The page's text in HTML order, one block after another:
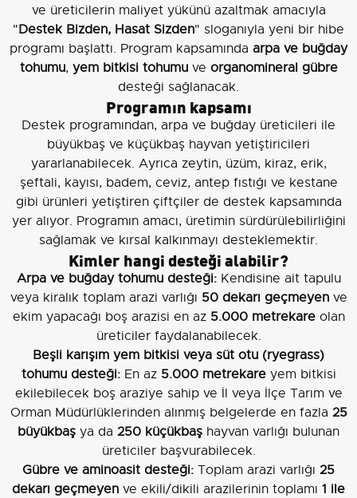
ve üreticilerin maliyet yükünü azaltmak amacıyla
"Destek Bizden, Hasat Sizden" sloganıyla yeni bir hibe
programı başlattı. Program kapsamında arpa ve buğday
tohumu, yem bitkisi tohumuve organomineral gübre
desteği sağlanacak.
Programın kapsamı
Destek programından, arpa ve buğday üreticileri ile
büyükbaş ve küçükbaş hayvan yetiştiricileri
yararlanabilecek. Ayrıca zeytin, üzüm, kiraz, erik,
şeftali, kayısı, badem, ceviz, antep fıstığı ve kestane
gibi ürünleri yetiştiren çiftçiler de destek kapsamında
yer alıyor. Programın amacı, üretimin sürdürülebilirliğini
sağlamak ve kırsal kalkınmayı desteklemektir.
Kimler hangi desteği alabilir?
Arpa ve buğday tohumu desteği:Kendisine ait tapulu
veya kiralık toplam arazi varlığı 50 dekarı geçmeyenve
ekim yapacağı boş arazisi en az 5.000 metrekareolan
üreticiler faydalanabilecek.
Beşli karışım yem bitkisi veya süt otu (ryegrass)
tohumu desteği:En az 5.000 metrekareyem bitkisi
ekilebilecek boş araziye sahip ve İl veya İlçe Tarım ve
Orman Müdürlüklerinden alınmış belgelerde en fazla 25
büyükbaş ya da 250 küçükbaş hayvan varlığı bulunan
üreticiler başvurabilecek.
Gübre ve aminoasit desteği: Toplam arazi varlığı 25
dekarı geçmeyen ve ekili/dikili arazilerinin toplamı 1 ile